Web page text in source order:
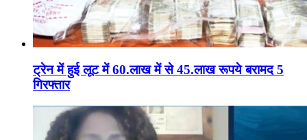
ट्रेन में हुई लूट में 60.लाख में से 45.लाख रूपये बरामद 5
गिरफ्तार